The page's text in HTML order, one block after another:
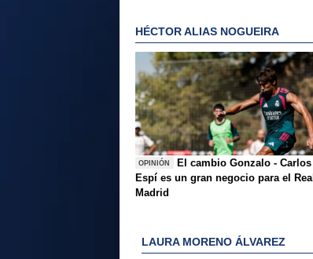
HÉCTOR ALIAS NOGUEIRA
OPINIÓN
El cambio Gonzalo - Carlos
Espí es un gran negocio para el Real
Madrid
LAURA MORENO ÁLVAREZ